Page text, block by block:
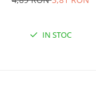
IN STOC